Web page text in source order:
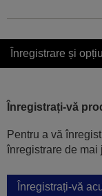
Înregistrare și
Înregistrați-vă
Pentru a vă
înregistrare de mai
Înregistrați-vă